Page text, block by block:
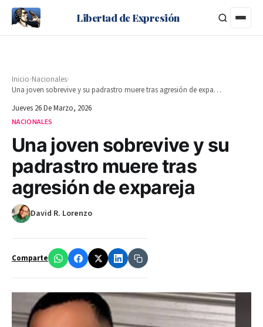
Libertad de Expresión
Inicio›Nacionales›
Una joven sobrevive y su padrastro muere tras agresión de expareja
Jueves 26 De Marzo, 2026
NACIONALES
Una joven sobrevive y su
padrastro muere tras
agresión de expareja
David R. Lorenzo
Comparte